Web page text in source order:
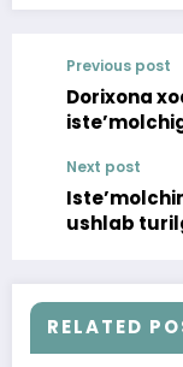
Previous post
Dorixona
Next post
ushlab
RELATED